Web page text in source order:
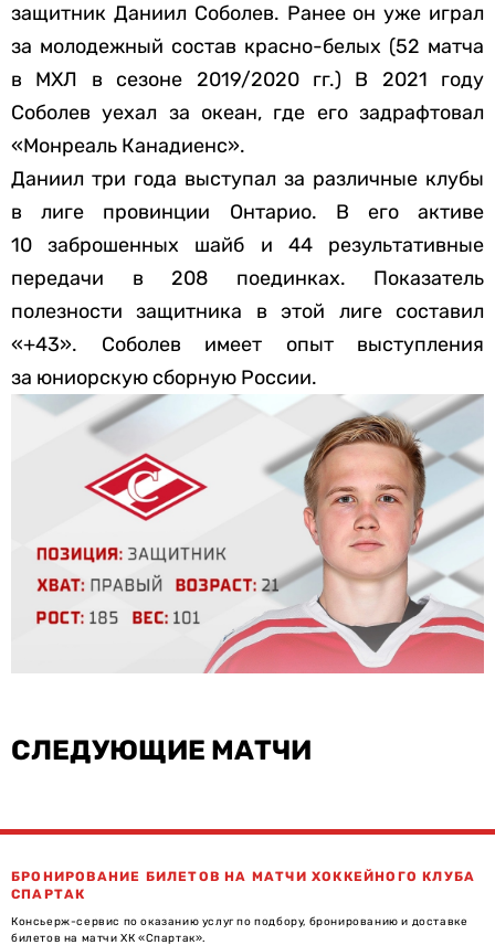
защитник Даниил Соболев. Ранее он уже играл
за молодежный состав красно-белых (52 матча
в МХЛ в сезоне 2019/2020 гг.) В 2021 году
Соболев уехал за океан, где его задрафтовал
«Монреаль Канадиенс».
Даниил три года выступал за различные клубы
в лиге провинции Онтарио. В его активе
10 заброшенных шайб и 44 результативные
передачи в 208 поединках. Показатель
полезности защитника в этой лиге составил
«+43». Соболев имеет опыт выступления
за юниорскую сборную России.
СЛЕДУЮЩИЕ МАТЧИ
БРОНИРОВАНИЕ БИЛЕТОВ НА МАТЧИ ХОККЕЙНОГО КЛУБА
СПАРТАК
Консьерж-сервис по оказанию услуг по подбору, бронированию и доставке
билетов на матчи ХК «Спартак».